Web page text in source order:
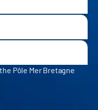
Pôle Mer Bretagne